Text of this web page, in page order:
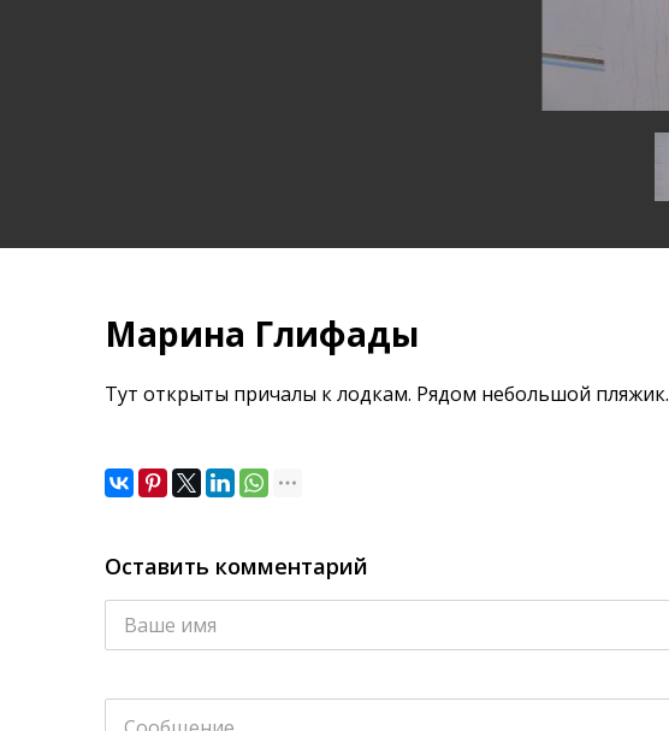
Марина Глифады
Тут открыты причалы к лодкам. Рядом небольшой пляжик.
Оставить комментарий